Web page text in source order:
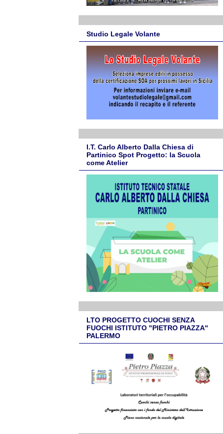
Studio Legale Volante
I.T. Carlo Alberto Dalla Chiesa di
Partinico Spot Progetto: la Scuola
come Atelier
LTO PROGETTO CUOCHI SENZA
FUOCHI ISTITUTO "PIETRO PIAZZA"
PALERMO